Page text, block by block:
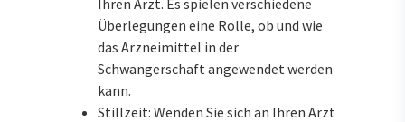
Überlegungen eine Rolle, ob und wie
das Arzneimittel in der
Schwangerschaft angewendet werden
kann.
Stillzeit: Wenden Sie sich an Ihren Arzt